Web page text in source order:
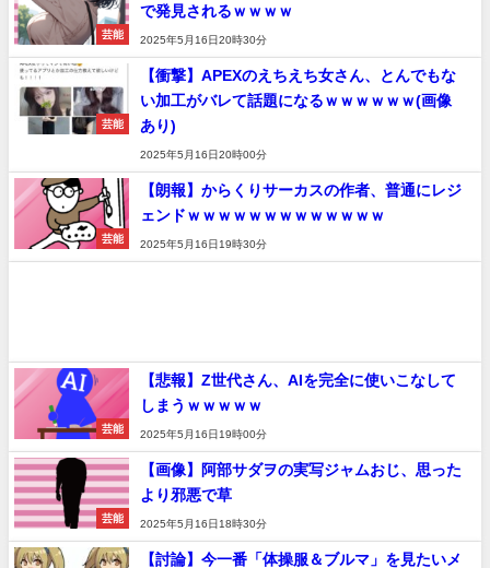
芸能
で発見されるｗｗｗｗ
2025年5月16日20時30分
芸能
【衝撃】APEXのえちえち女さん、とんでもな
い加工がバレて話題になるｗｗｗｗｗｗ(画像
あり)
2025年5月16日20時00分
芸能
【朗報】からくりサーカスの作者、普通にレジ
ェンドｗｗｗｗｗｗｗｗｗｗｗｗｗ
2025年5月16日19時30分
芸能
【悲報】Z世代さん、AIを完全に使いこなして
しまうｗｗｗｗｗ
2025年5月16日19時00分
芸能
【画像】阿部サダヲの実写ジャムおじ、思った
より邪悪で草
2025年5月16日18時30分
【討論】今一番「体操服＆ブルマ」を見たいメ